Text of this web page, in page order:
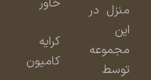
منزل در
مجموعه
توسط
کامیون